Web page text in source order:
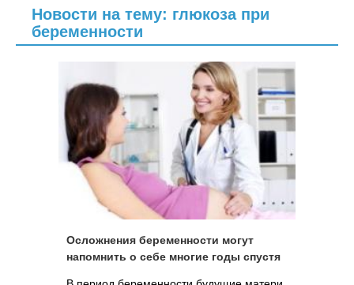
Новости на тему: глюкоза при
беременности
Осложнения беременности могут
напомнить о себе многие годы спустя